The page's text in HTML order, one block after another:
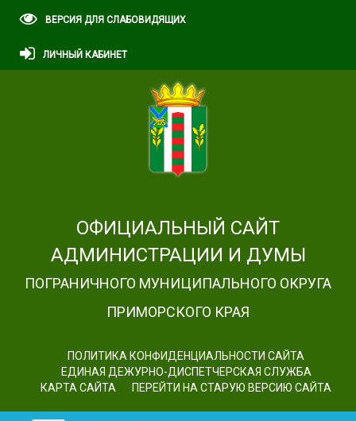
ВЕРСИЯ ДЛЯ СЛАБОВИДЯЩИХ
ЛИЧНЫЙ КАБИНЕТ
ОФИЦИАЛЬНЫЙ САЙТ
АДМИНИСТРАЦИИ И ДУМЫ
ПОГРАНИЧНОГО МУНИЦИПАЛЬНОГО ОКРУГА
ПРИМОРСКОГО КРАЯ
ПОЛИТИКА КОНФИДЕНЦИАЛЬНОСТИ САЙТА
ЕДИНАЯ ДЕЖУРНО-ДИСПЕТЧЕРСКАЯ СЛУЖБА
КАРТА САЙТА
ПЕРЕЙТИ НА СТАРУЮ ВЕРСИЮ САЙТА